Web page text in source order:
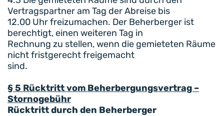
Vertragspartner am Tag der Abreise bis
12.00 Uhr freizumachen. Der Beherberger ist
berechtigt, einen weiteren Tag in
Rechnung zu stellen, wenn die gemieteten Räume
nicht fristgerecht freigemacht
sind.
§ 5 Rücktritt vom Beherbergungsvertrag –
Stornogebühr
Rücktritt durch den Beherberger